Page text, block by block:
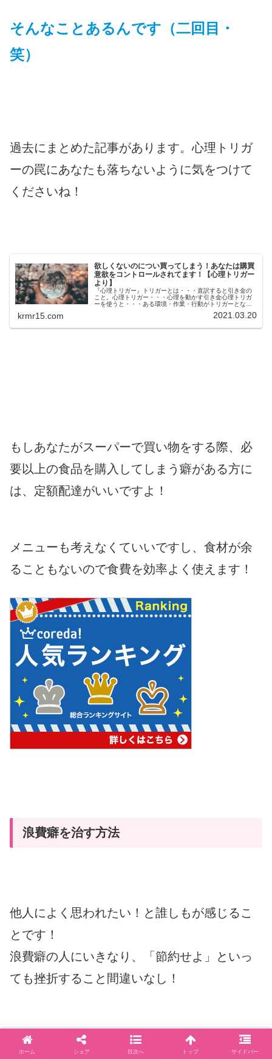
そんなことあるんです（二回目・
笑）
過去にまとめた記事があります。心理トリガ
ーの罠にあなたも落ちないように気をつけて
くださいね！
欲しくないのについ買ってしまう！あなたは購買
意欲をコントロールされてます！【心理トリガー
より】
『心理トリガー』トリガーとは・・・直訳すると引き金の
こと。心理トリガー・・・心理を動かす引き金心理トリガ
ーを使うと・・・ある環境・作業・行動がトリガーとな
krmr15.com 2021.03.20
もしあなたがスーパーで買い物をする際、必
要以上の食品を購入してしまう癖がある方に
は、定額配達がいいですよ！
メニューも考えなくていいですし、食材が余
ることもないので食費を効率よく使えます！
浪費癖を治す方法
他人によく思われたい！と誰しもが感じるこ
とです！
浪費癖の人にいきなり、「節約せよ」といっ
ても挫折すること間違いなし！
目標は倹約家になりましょう！
ホーム シェア 目次へ トップ サイドバー